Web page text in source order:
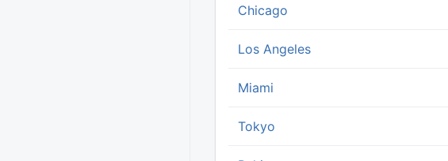
Chicago
Los Angeles
Miami
Tokyo